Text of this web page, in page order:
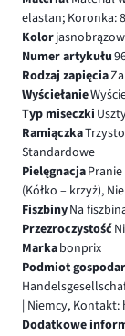
elastan; Koronka:
Kolor
Numer artykułu
Rodzaj zapięcia
Wyściełanie
Typ miseczki
Ramiączka
Standardowe
Pielęgnacja
(Kółko – krzyż),
FiszbinyNa
Przezroczystość
Markabonprix
Podmiot
| Niemcy,
Dodatkowe